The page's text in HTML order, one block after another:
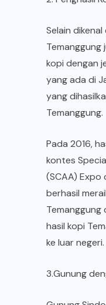
Selain
Temanggung
kopi dengan
yang ada di
yang
Temanggung.
Pada 2016,
kontes
(SCAA) Expo
berhasil
hasil kopi
ke luar negeri.
3.Gunung